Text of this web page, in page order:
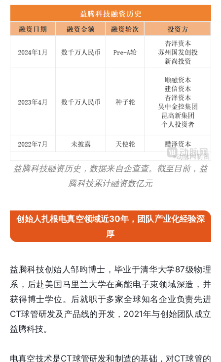
益腾科技融资历史，数据来自企查查。截至目前，益
腾科技累计融资数亿元
创始人扎根电真空领域近30年，团队产业化经验深
厚
益腾科技创始人邹昀博士，毕业于清华大学87级物理
系，后赴美国马里兰大学在高能电子束领域深造，并
获得博士学位。后就职于多家全球知名企业负责先进
CT球管研发及产品线的开发，2021年与创始团队成立
益腾科技。
电真空技术是CT球管研发和制造的基础，对CT球管的